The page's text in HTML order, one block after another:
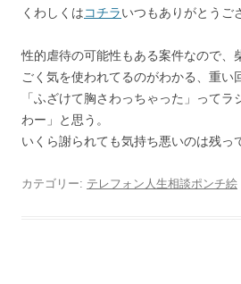
くわしくはコチラいつもありがとうご
性的虐待の可能性もある案件なので、
ごく気を使われてるのがわかる、重い
「ふざけて胸さわっちゃった」って
わー」と思う。
いくら謝られても気持ち悪いのは残っ
カテゴリー: テレフォン人生相談ポンチ絵